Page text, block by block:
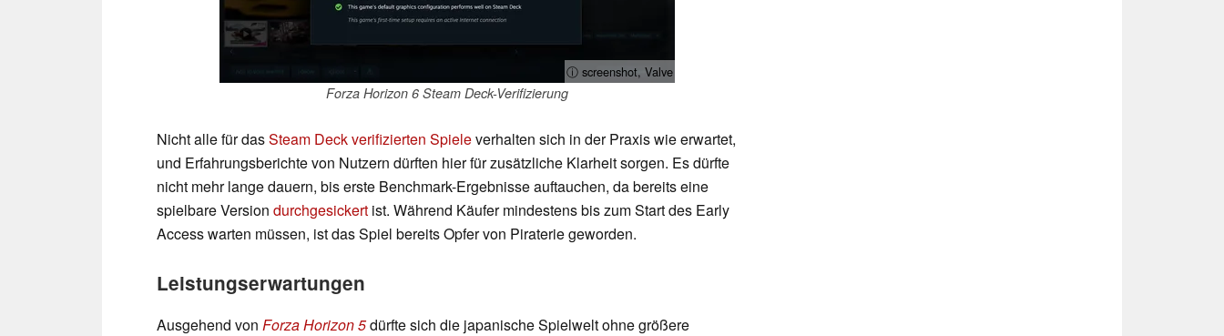
ⓘ screenshot, Valve
Forza Horizon 6 Steam Deck-Verifizierung
Nicht alle für dasSteam Deck verifizierten Spieleverhalten sich in der Praxis wie erwartet,
und Erfahrungsberichte von Nutzern dürften hier für zusätzliche Klarheit sorgen. Es dürfte
nicht mehr lange dauern, bis erste Benchmark-Ergebnisse auftauchen, da bereits eine
spielbare Version durchgesickert ist. Während Käufer mindestens bis zum Start des Early
Access warten müssen, ist das Spiel bereits Opfer von Piraterie geworden.
Leistungserwartungen
Ausgehend von Forza Horizon 5dürfte sich die japanische Spielwelt ohne größere